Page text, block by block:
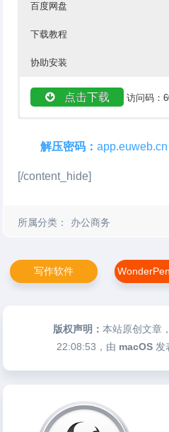
百度网盘
下载教程
协助安装
点击下载 访问码：
解压密码：app.euweb.cn
[/content_hide]
所属分类： 办公商务
写作软件
版权声明：本站原创文章
22:08:53 ，由 macOS 发